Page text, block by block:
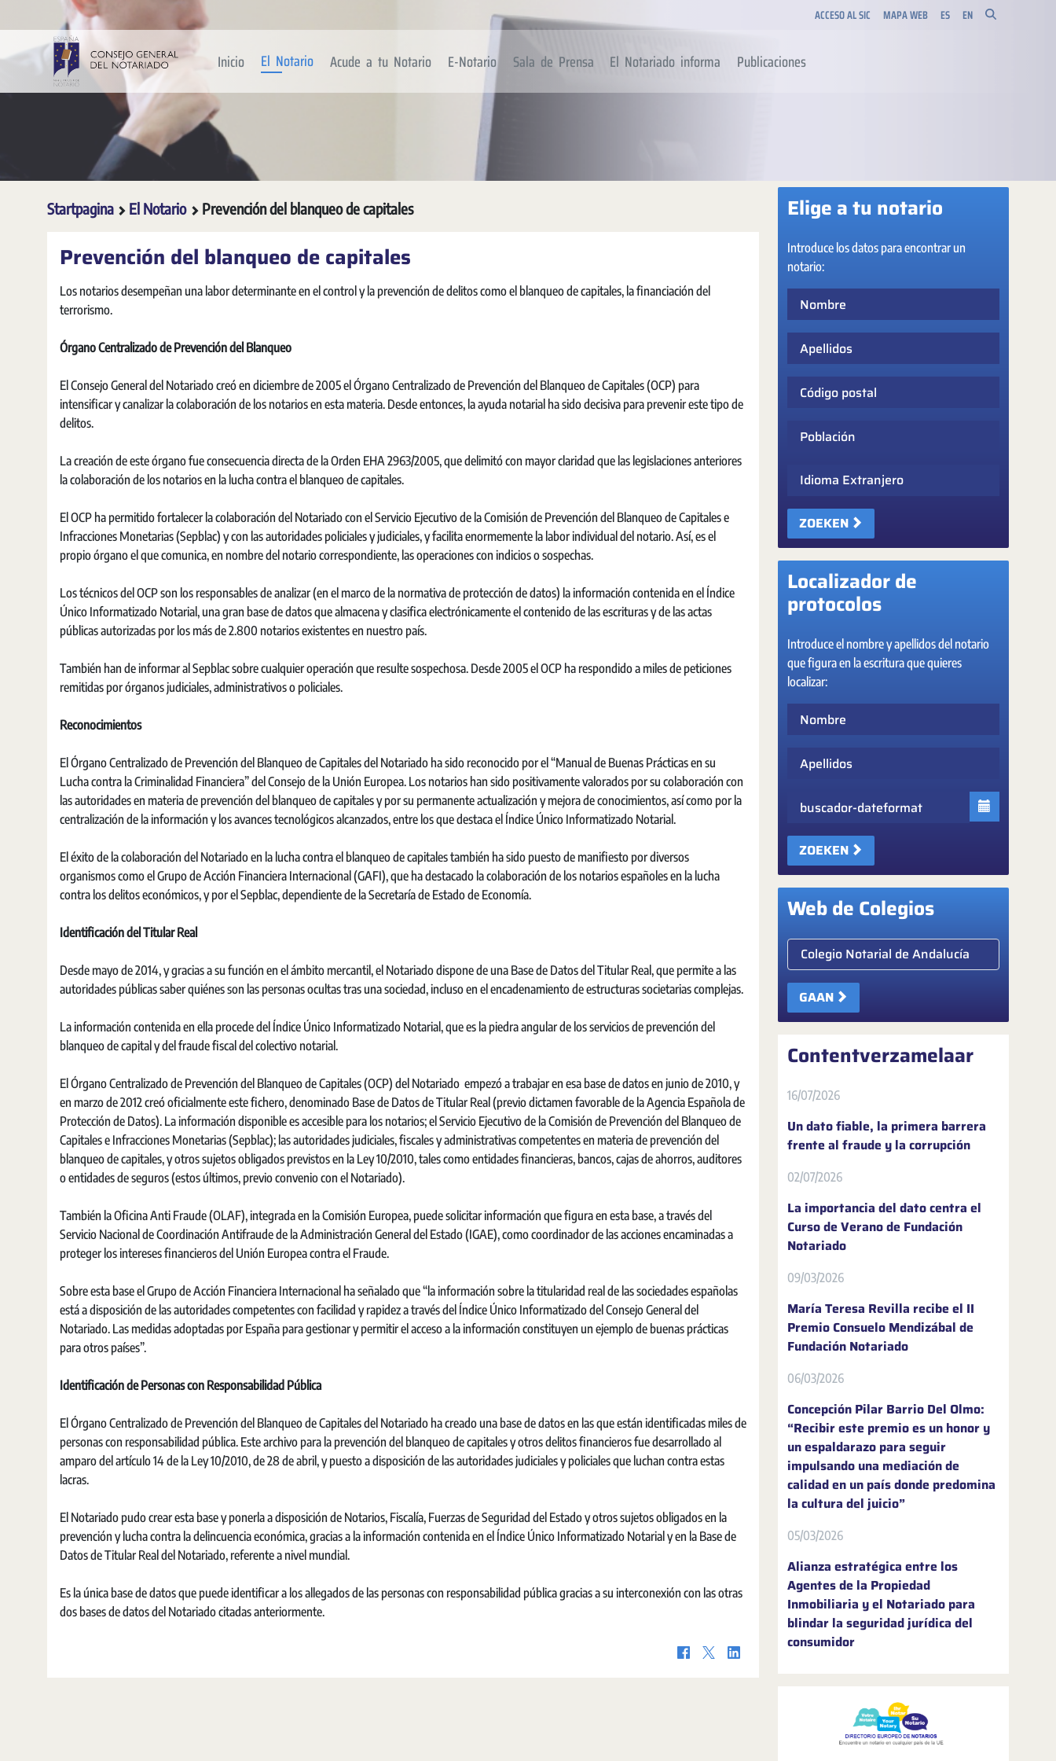
Overslaan en naar hoofdinhoud gaan ACCESO AL SIC MAPA WEB ES EN
Inicio El Notario Acude a tu Notario E-Notario Sala de Prensa El Notariado informa Publicaciones
Startpagina El Notario Prevención del blanqueo de capitales
Prevención del blanqueo de capitales
Los notarios desempeñan una labor determinante en el control y la prevención de delitos como el blanqueo de capitales, la financiación del
terrorismo.
Órgano Centralizado de Prevención del Blanqueo
El Consejo General del Notariado creó en diciembre de 2005 el Órgano Centralizado de Prevención del Blanqueo de Capitales (OCP) para
intensificar y canalizar la colaboración de los notarios en esta materia. Desde entonces, la ayuda notarial ha sido decisiva para prevenir este tipo de
delitos.
La creación de este órgano fue consecuencia directa de la Orden EHA 2963/2005, que delimitó con mayor claridad que las legislaciones anteriores
la colaboración de los notarios en la lucha contra el blanqueo de capitales.
El OCP ha permitido fortalecer la colaboración del Notariado con el Servicio Ejecutivo de la Comisión de Prevención del Blanqueo de Capitales e
Infracciones Monetarias (Sepblac) y con las autoridades policiales y judiciales, y facilita enormemente la labor individual del notario. Así, es el
propio órgano el que comunica, en nombre del notario correspondiente, las operaciones con indicios o sospechas.
Los técnicos del OCP son los responsables de analizar (en el marco de la normativa de protección de datos) la información contenida en el Índice
Único Informatizado Notarial, una gran base de datos que almacena y clasifica electrónicamente el contenido de las escrituras y de las actas
públicas autorizadas por los más de 2.800 notarios existentes en nuestro país.
También han de informar al Sepblac sobre cualquier operación que resulte sospechosa. Desde 2005 el OCP ha respondido a miles de peticiones
remitidas por órganos judiciales, administrativos o policiales.
Reconocimientos
El Órgano Centralizado de Prevención del Blanqueo de Capitales del Notariado ha sido reconocido por el “Manual de Buenas Prácticas en su
Lucha contra la Criminalidad Financiera” del Consejo de la Unión Europea. Los notarios han sido positivamente valorados por su colaboración con
las autoridades en materia de prevención del blanqueo de capitales y por su permanente actualización y mejora de conocimientos, así como por la
centralización de la información y los avances tecnológicos alcanzados, entre los que destaca el Índice Único Informatizado Notarial.
El éxito de la colaboración del Notariado en la lucha contra el blanqueo de capitales también ha sido puesto de manifiesto por diversos
organismos como el Grupo de Acción Financiera Internacional (GAFI), que ha destacado la colaboración de los notarios españoles en la lucha
contra los delitos económicos, y por el Sepblac, dependiente de la Secretaría de Estado de Economía.
Identificación del Titular Real
Desde mayo de 2014, y gracias a su función en el ámbito mercantil, el Notariado dispone de una Base de Datos del Titular Real, que permite a las
autoridades públicas saber quiénes son las personas ocultas tras una sociedad, incluso en el encadenamiento de estructuras societarias complejas.
La información contenida en ella procede del Índice Único Informatizado Notarial, que es la piedra angular de los servicios de prevención del
blanqueo de capital y del fraude fiscal del colectivo notarial.
El Órgano Centralizado de Prevención del Blanqueo de Capitales (OCP) del Notariado empezó a trabajar en esa base de datos en junio de 2010, y
en marzo de 2012 creó oficialmente este fichero, denominado Base de Datos de Titular Real (previo dictamen favorable de la Agencia Española de
Protección de Datos). La información disponible es accesible para los notarios; el Servicio Ejecutivo de la Comisión de Prevención del Blanqueo de
Capitales e Infracciones Monetarias (Sepblac); las autoridades judiciales, fiscales y administrativas competentes en materia de prevención del
blanqueo de capitales, y otros sujetos obligados previstos en la Ley 10/2010, tales como entidades financieras, bancos, cajas de ahorros, auditores
o entidades de seguros (estos últimos, previo convenio con el Notariado).
También la Oficina Anti Fraude (OLAF), integrada en la Comisión Europea, puede solicitar información que figura en esta base, a través del
Servicio Nacional de Coordinación Antifraude de la Administración General del Estado (IGAE), como coordinador de las acciones encaminadas a
proteger los intereses financieros del Unión Europea contra el Fraude.
Sobre esta base el Grupo de Acción Financiera Internacional ha señalado que “la información sobre la titularidad real de las sociedades españolas
está a disposición de las autoridades competentes con facilidad y rapidez a través del Índice Único Informatizado del Consejo General del
Notariado. Las medidas adoptadas por España para gestionar y permitir el acceso a la información constituyen un ejemplo de buenas prácticas
para otros países”.
Identificación de Personas con Responsabilidad Pública
El Órgano Centralizado de Prevención del Blanqueo de Capitales del Notariado ha creado una base de datos en las que están identificadas miles de
personas con responsabilidad pública. Este archivo para la prevención del blanqueo de capitales y otros delitos financieros fue desarrollado al
amparo del artículo 14 de la Ley 10/2010, de 28 de abril, y puesto a disposición de las autoridades judiciales y policiales que luchan contra estas
lacras.
El Notariado pudo crear esta base y ponerla a disposición de Notarios, Fiscalía, Fuerzas de Seguridad del Estado y otros sujetos obligados en la
prevención y lucha contra la delincuencia económica, gracias a la información contenida en el Índice Único Informatizado Notarial y en la Base de
Datos de Titular Real del Notariado, referente a nivel mundial.
Es la única base de datos que puede identificar a los allegados de las personas con responsabilidad pública gracias a su interconexión con las otras
dos bases de datos del Notariado citadas anteriormente.
Elige a tu notario
Introduce los datos para encontrar un
notario:
Idioma Extranjero
ZOEKEN
Localizador de
protocolos
Introduce el nombre y apellidos del notario
que figura en la escritura que quieres
localizar:
ZOEKEN
Web de Colegios
Elige colegio notarial
GAAN
Contentverzamelaar
16/07/2026
Un dato fiable, la primera barrera
frente al fraude y la corrupción
02/07/2026
La importancia del dato centra el
Curso de Verano de Fundación
Notariado
09/03/2026
María Teresa Revilla recibe el II
Premio Consuelo Mendizábal de
Fundación Notariado
06/03/2026
Concepción Pilar Barrio Del Olmo:
“Recibir este premio es un honor y
un espaldarazo para seguir
impulsando una mediación de
calidad en un país donde predomina
la cultura del juicio”
05/03/2026
Alianza estratégica entre los
Agentes de la Propiedad
Inmobiliaria y el Notariado para
blindar la seguridad jurídica del
consumidor